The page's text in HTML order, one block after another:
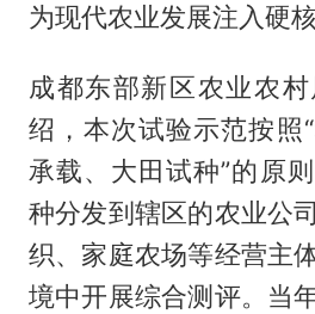
为现代农业发展注入硬
成都东部新区农业农
绍，本次试验示范按照
承载、大田试种”的原
种分发到辖区的农业公
织、家庭农场等经营主
境中开展综合测评。当